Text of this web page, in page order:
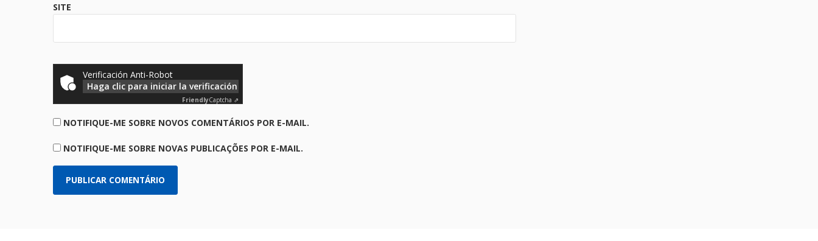
SITE
Verificación Anti-Robot
Haga clic para iniciar la verificación
FriendlyCaptcha ⇗
NOTIFIQUE-ME SOBRE NOVOS COMENTÁRIOS POR E-MAIL.
NOTIFIQUE-ME SOBRE NOVAS PUBLICAÇÕES POR E-MAIL.